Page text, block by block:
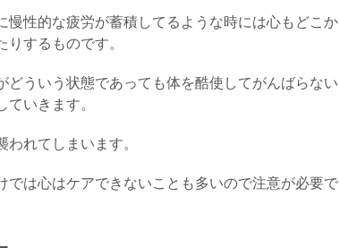
性的な疲労が蓄積してるような時には心もどこか
するものです。
ういう状態であっても体を酷使してがんばらない
いきます。
れてしまいます。
は心はケアできないことも多いので注意が必要で